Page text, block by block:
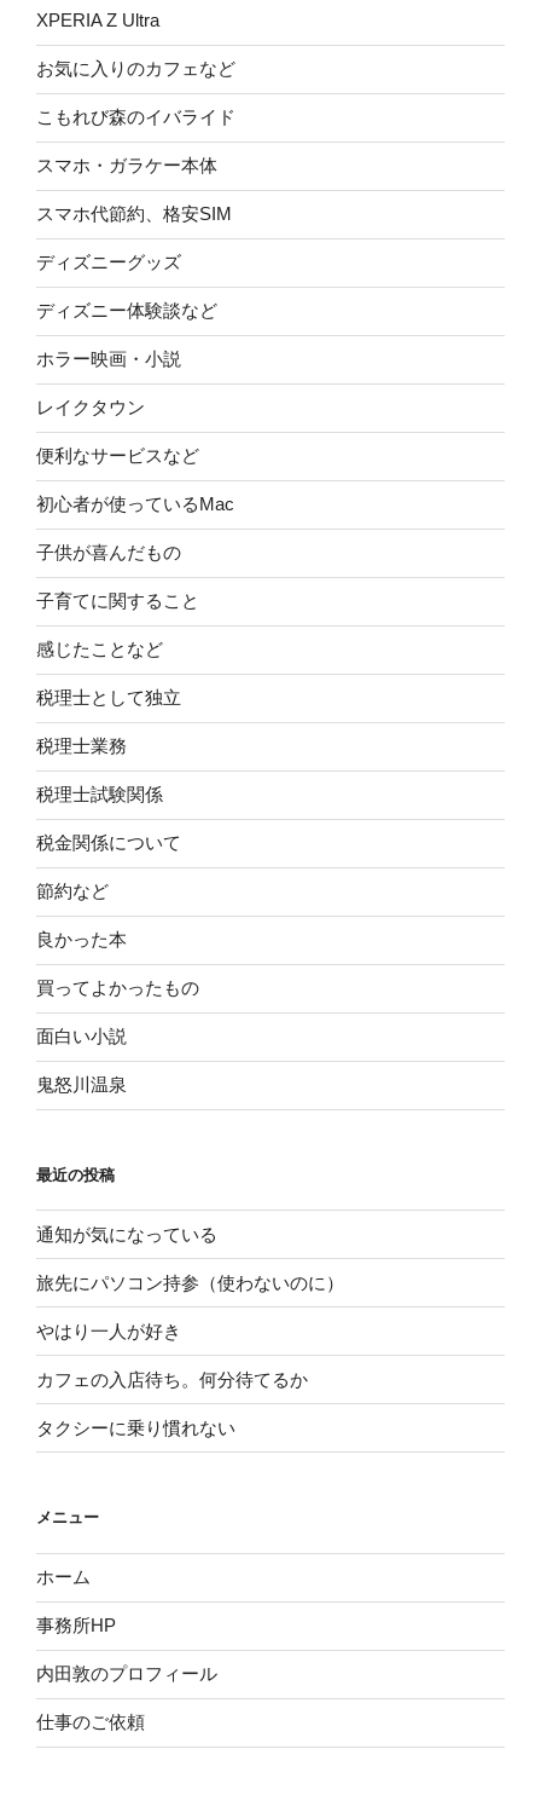
XPERIA Z Ultra
お気に入りのカフェなど
こもれび森のイバライド
スマホ・ガラケー本体
スマホ代節約、格安SIM
ディズニーグッズ
ディズニー体験談など
ホラー映画・小説
レイクタウン
便利なサービスなど
初心者が使っているMac
子供が喜んだもの
子育てに関すること
感じたことなど
税理士として独立
税理士業務
税理士試験関係
税金関係について
節約など
良かった本
買ってよかったもの
面白い小説
鬼怒川温泉
最近の投稿
通知が気になっている
旅先にパソコン持参（使わないのに）
やはり一人が好き
カフェの入店待ち。何分待てるか
タクシーに乗り慣れない
メニュー
ホーム
事務所HP
内田敦のプロフィール
仕事のご依頼